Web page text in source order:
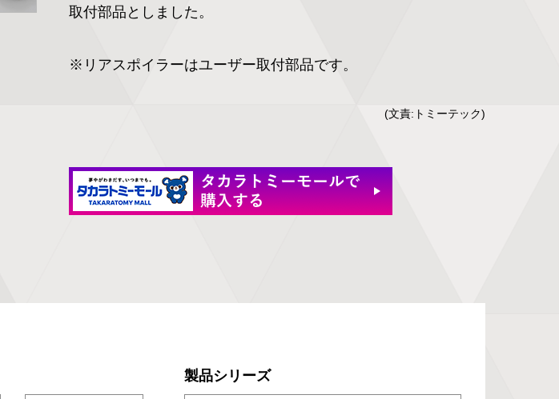
取付部品としました。
※リアスポイラーはユーザー取付部品です。
(文責:トミーテック)
製品シリーズ